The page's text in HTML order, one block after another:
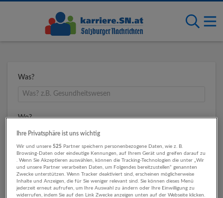
Was?
Wo?
Umkreis
Ihre Privatsphäre ist uns wichtig
Wir und unsere 525 Partner speichern personenbezogene Daten, wie z. B.
Browsing-Daten oder eindeutige Kennungen, auf Ihrem Gerät und greifen darauf zu
. Wenn Sie Akzeptieren auswählen, können die Tracking-Technologien die unter „Wir
und unsere Partner verarbeiten Daten, um Folgendes bereitzustellen“ genannten
Zwecke unterstützen. Wenn Tracker deaktiviert sind, erscheinen möglicherweise
Inhalte und Anzeigen, die für Sie weniger relevant sind. Sie können dieses Menü
jederzeit erneut aufrufen, um Ihre Auswahl zu ändern oder Ihre Einwilligung zu
widerrufen, indem Sie auf den Link Zwecke anzeigen unten auf der Webseite klicken.